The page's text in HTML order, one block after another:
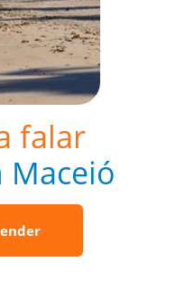
falar
Maceió